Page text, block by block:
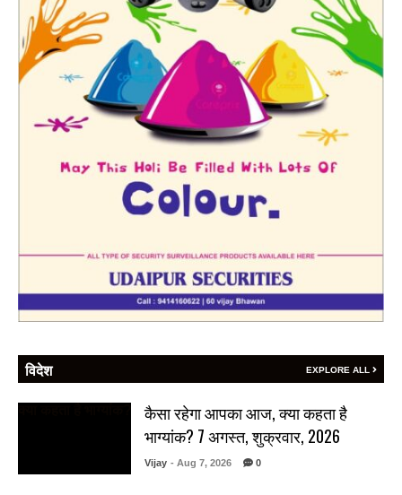
विदेश EXPLORE ALL
कैसा रहेगा आपका आज, क्या कहता है
भाग्यांक? 7 अगस्त, शुक्रवार, 2026
Vijay - Aug 7, 2026 0